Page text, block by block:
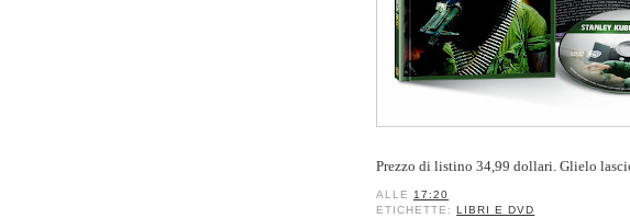
Prezzo di listino 34,99 dollari. Glielo
ALLE17:20
ETICHETTE: LIBRI E DVD